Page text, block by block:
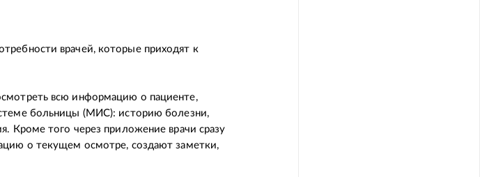
врачей, которые приходят к
всю информацию о пациенте,
больницы (МИС): историю болезни,
Кроме того через приложение врачи сразу
о текущем осмотре, создают заметки,